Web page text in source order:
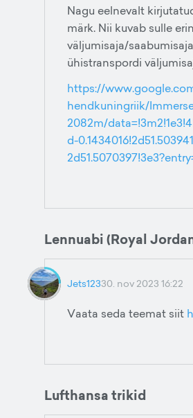
Nagu eelnevalt
märk. Nii kuvab sulle
väljumisaja/
ühistranspordi
https://
hendkuningriik/
2082m/
d-
Lennuabi (Royal
Jets12330. nov 2023 16:22
Vaata seda teemat siit
Lufthansa trikid